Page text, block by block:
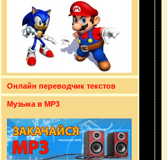
Онлайн переводчик текстов
Музыка в MP3